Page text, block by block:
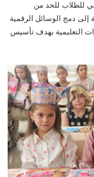
للطلاب للحد من
إلى دمج الوسائل الرقمية
التعليمية بهدف تأسيس